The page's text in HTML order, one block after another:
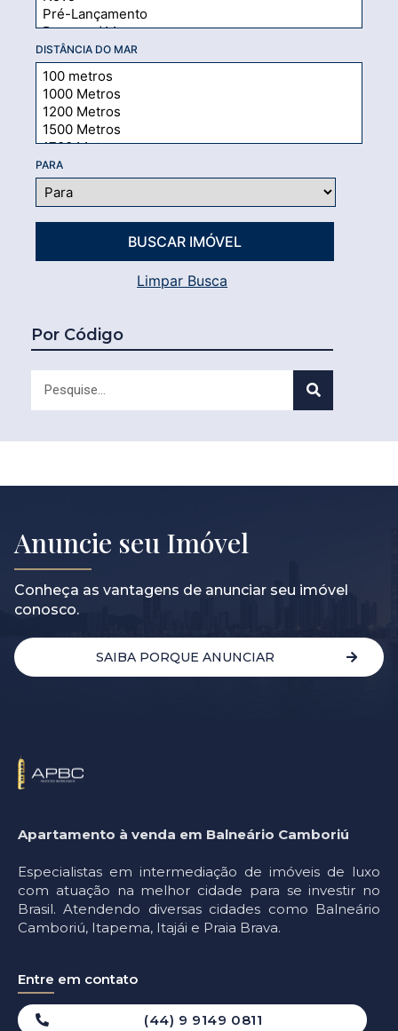
DISTÂNCIA DO MAR
PARA
Limpar Busca
Por Código
Anuncie seu Imóvel
Conheça as vantagens de anunciar seu imóvel
conosco.
SAIBA PORQUE ANUNCIAR
Apartamento à venda em Balneário Camboriú
Especialistas em intermediação de imóveis de luxo
com atuação na melhor cidade para se investir no
Brasil. Atendendo diversas cidades como Balneário
Camboriú, Itapema, Itajái e Praia Brava.
Entre em contato
(44) 9 9149 0811